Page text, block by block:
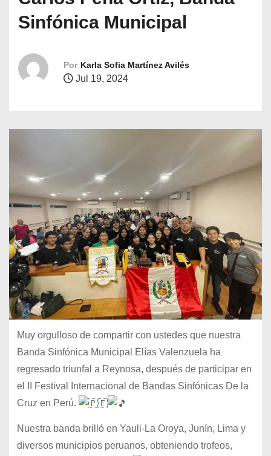
Sinfónica Municipal
Por Karla Sofia Martínez Avilés
Jul 19, 2024
Muy orgulloso de compartir con ustedes que nuestra
Banda Sinfónica Municipal Elías Valenzuela ha
regresado triunfal a Reynosa, después de participar en
el II Festival Internacional de Bandas Sinfónicas De la
Cruz en Perú.
Nuestra banda brilló en Yauli-La Oroya, Junín, Lima y
diversos municipios peruanos, obteniendo trofeos,